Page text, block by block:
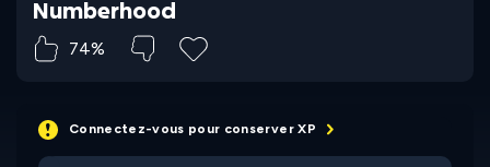
Numberhood
74%
Connectez-vous pour conserver XP